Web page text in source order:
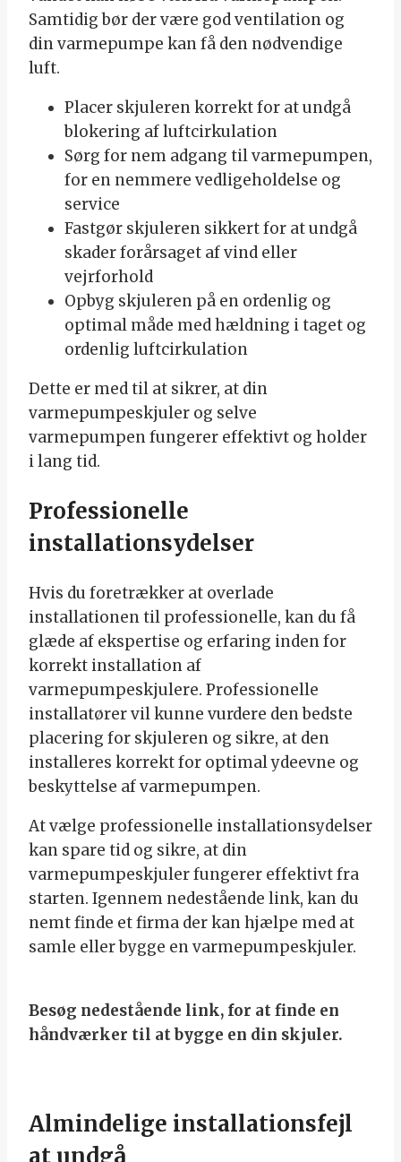
Samtidig bør der være god ventilation og
din varmepumpe kan få den nødvendige
luft.
Placer skjuleren korrekt for at undgå
blokering af luftcirkulation
Sørg for nem adgang til varmepumpen,
for en nemmere vedligeholdelse og
service
Fastgør skjuleren sikkert for at undgå
skader forårsaget af vind eller
vejrforhold
Opbyg skjuleren på en ordenlig og
optimal måde med hældning i taget og
ordenlig luftcirkulation
Dette er med til at sikrer, at din
varmepumpeskjuler og selve
varmepumpen fungerer effektivt og holder
i lang tid.
Professionelle
installationsydelser
Hvis du foretrækker at overlade
installationen til professionelle, kan du få
glæde af ekspertise og erfaring inden for
korrekt installation af
varmepumpeskjulere. Professionelle
installatører vil kunne vurdere den bedste
placering for skjuleren og sikre, at den
installeres korrekt for optimal ydeevne og
beskyttelse af varmepumpen.
At vælge professionelle installationsydelser
kan spare tid og sikre, at din
varmepumpeskjuler fungerer effektivt fra
starten. Igennem nedestående link, kan du
nemt finde et firma der kan hjælpe med at
samle eller bygge en varmepumpeskjuler.
Besøg nedestående link, for at finde en
håndværker til at bygge en din skjuler.
Almindelige installationsfejl
at undgå